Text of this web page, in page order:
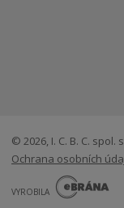
© 2026, I. C. B. C. spol.
Ochrana osobních
VYROBILA